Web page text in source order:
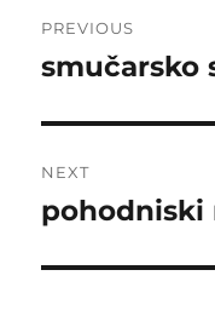
navigation
PREVIOUS
Previous
smučarsko
NEXT
Next